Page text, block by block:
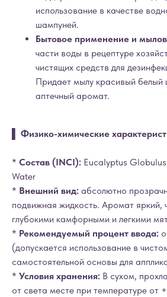
использование в качестве
шампуней.
Бытовое применение и
части воды в рецептуре
чистящих средств для
Придает мылу красивый белый
аптечный аромат.
▌ Физико-химические
* Состав (INCI): Eucalyptus
Water
* Внешний вид: абсолютно
подвижная жидкость. Аромат яркий,
глубокими камфорными и легкими
* Рекомендуемый процент ввода:
(допускается использование в
самостоятельной основы для
* Условия хранения: В сухом,
от света месте при температуре от